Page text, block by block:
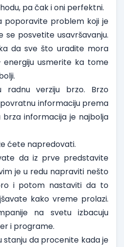
pa čak i oni perfektni.
poporavite problem koji je
se posvetite usavršavanju.
da sve što uradite mora
energiju usmerite ka tome
radnu verziju brzo. Brzo
informaciju prema
brza informacija je najbolja
ćete napredovati.
da iz prve predstavite
je u redu napraviti nešto
i potom nastaviti da to
kako vreme prolazi.
na svetu izbacuju
i programe.
stanju da procenite kada je